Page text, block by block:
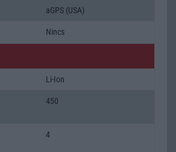
aGPS (USA)
Nincs
Li-Ion
450
4